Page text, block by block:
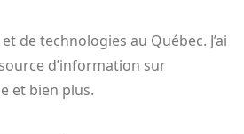
de technologies au Québec. J’ai
d’information sur
et bien plus.